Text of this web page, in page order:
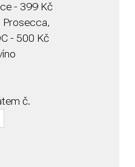
- 399 Kč
Prosecca,
- 500 Kč
č.